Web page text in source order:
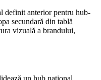
definit anterior pentru hub-
secundară din tablă
vizuală a brandului,